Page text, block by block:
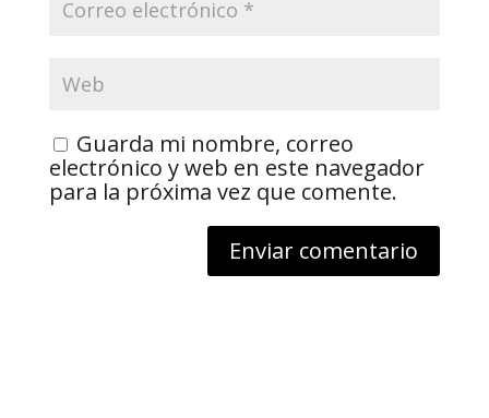
Guarda mi nombre, correo
electrónico y web en este navegador
para la próxima vez que comente.